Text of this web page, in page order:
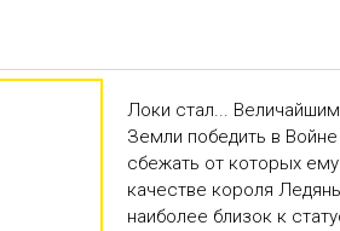
Локи стал...
Земли победить в
сбежать от которых
качестве короля
наиболее близок к